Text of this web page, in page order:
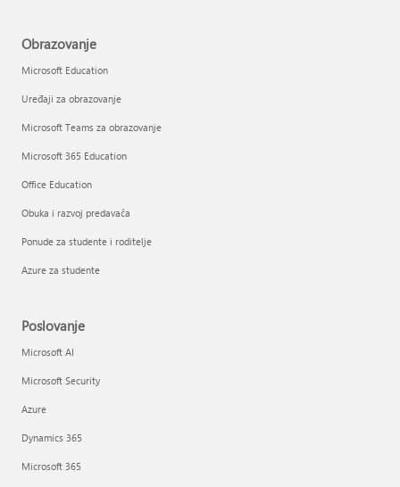
Obrazovanje
Microsoft Education
Uređaji za obrazovanje
Microsoft Teams za obrazovanje
Microsoft 365 Education
Office Education
Obuka i razvoj predavača
Ponude za studente i roditelje
Azure za studente
Poslovanje
Microsoft AI
Microsoft Security
Azure
Dynamics 365
Microsoft 365